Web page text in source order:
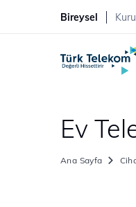
Bireysel
Ev
Ana Sayfa